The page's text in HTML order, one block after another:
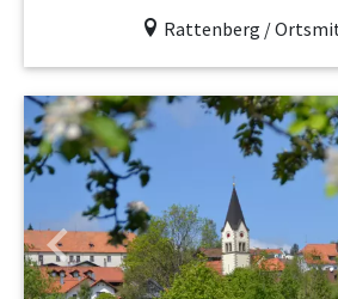
Rattenberg /
Previous